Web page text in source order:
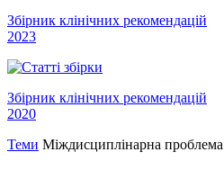
Збірник клінічних рекомендацій
2023
Збірник клінічних рекомендацій
2020
Теми Міждисциплінарна проблема